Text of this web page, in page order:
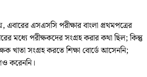
এবারের এসএসসি পরীক্ষার বাংলা প্রথমপত্রের
মধ্যে পরীক্ষকদের সংগ্রহ করার কথা ছিল; কিন্তু
খাতা সংগ্রহ করতে শিক্ষা বোর্ডে আসেননি;
করেননি।